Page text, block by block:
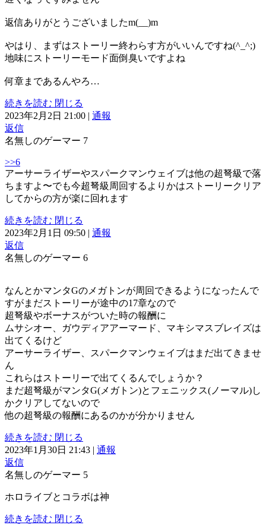
返信ありがとうございましたm(__)m
やはり、まずはストーリー終わらす方がいいんですね(^_^;)
地味にストーリーモード面倒臭いですよね
何章まであるんやろ…
続きを読む 閉じる
2023年2月2日 21:00 | 通報
返信
名無しのゲーマー 7
>>6
アーサーライザーやスパークマンウェイブは他の超弩級で落
ちますよ〜でも今超弩級周回するよりかはストーリークリア
してからの方が楽に回れます
続きを読む 閉じる
2023年2月1日 09:50 | 通報
返信
名無しのゲーマー 6
なんとかマンタGのメガトンが周回できるようになったんで
すがまだストーリーが途中の17章なので
超弩級やボーナスがついた時の報酬に
ムサシオー、ガウディアアーマード、マキシマスブレイズは
出てくるけど
アーサーライザー、スパークマンウェイブはまだ出てきませ
ん
これらはストーリーで出てくるんでしょうか？
まだ超弩級がマンタG(メガトン)とフェニックス(ノーマル)し
かクリアしてないので
他の超弩級の報酬にあるのかが分かりません
続きを読む 閉じる
2023年1月30日 21:43 | 通報
返信
名無しのゲーマー 5
ホロライブとコラボは神
続きを読む 閉じる